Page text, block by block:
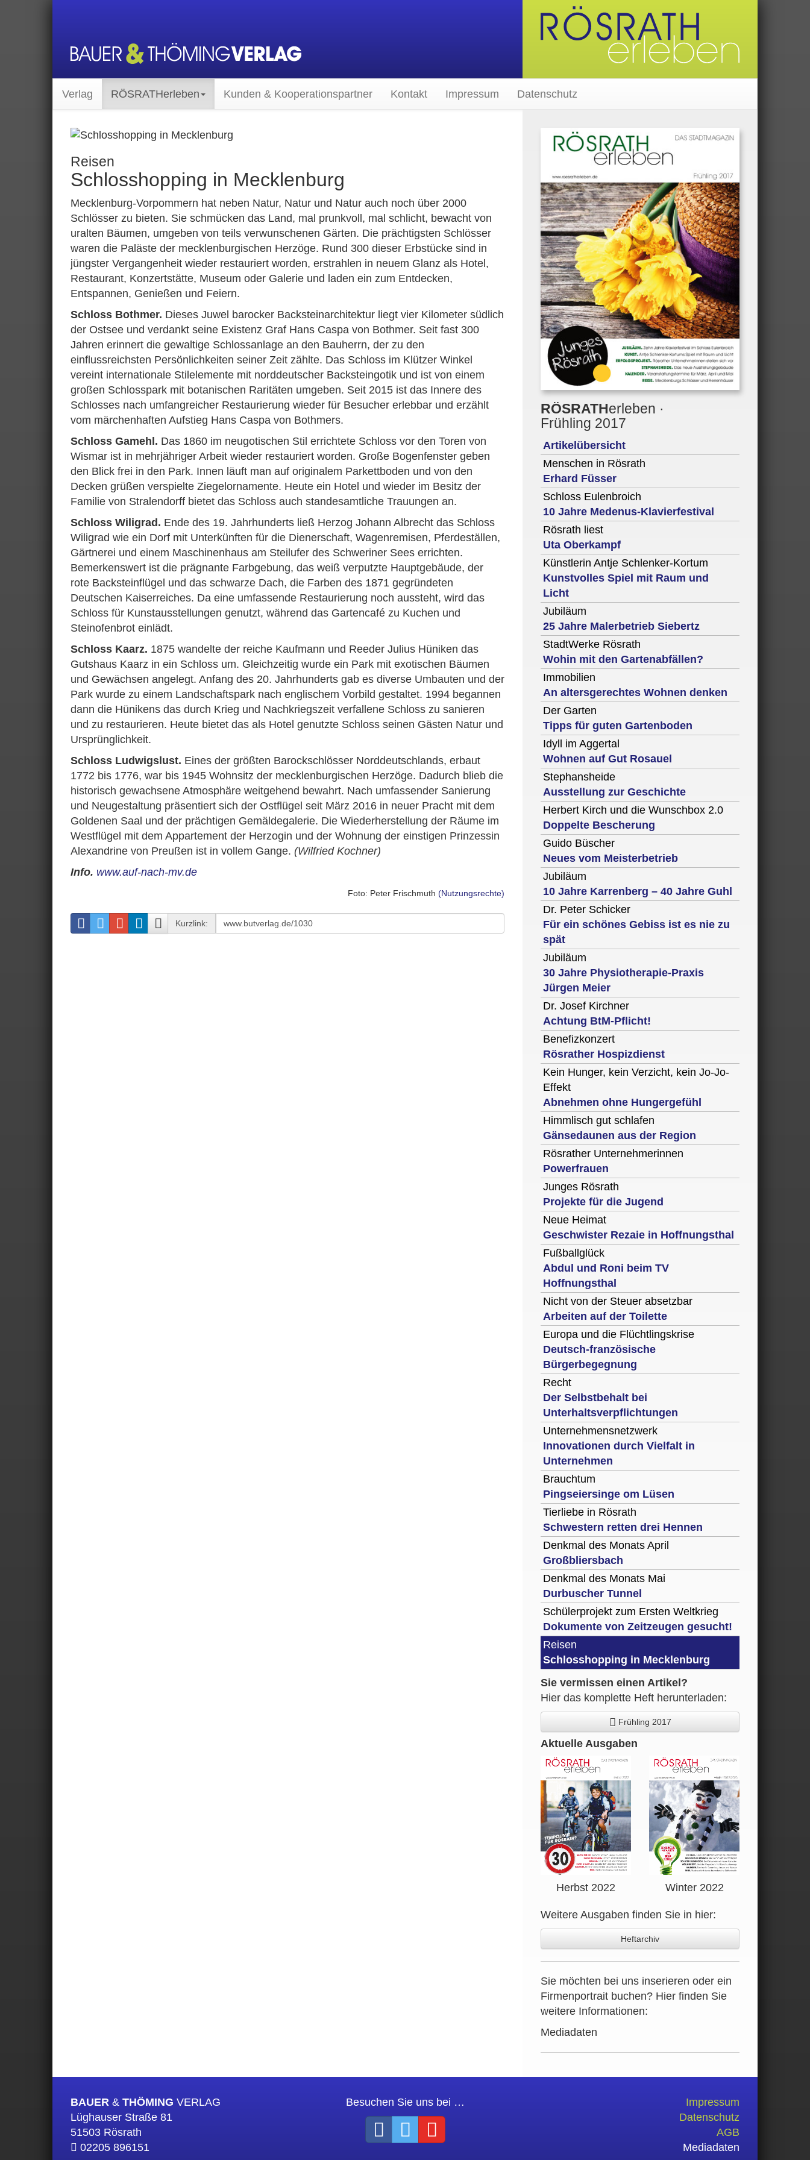
Verlag RÖSRATHerleben Kunden & Kooperationspartner Kontakt Impressum Datenschutz
Reisen
Schlosshopping in Mecklenburg
Mecklenburg-Vorpommern hat neben Natur, Natur und Natur auch noch über 2000
Schlösser zu bieten. Sie schmücken das Land, mal prunkvoll, mal schlicht, bewacht von
uralten Bäumen, umgeben von teils verwunschenen Gärten. Die prächtigsten Schlösser
waren die Paläste der mecklenburgischen Herzöge. Rund 300 dieser Erbstücke sind in
jüngster Vergangenheit wieder restauriert worden, erstrahlen in neuem Glanz als Hotel,
Restaurant, Konzertstätte, Museum oder Galerie und laden ein zum Entdecken,
Entspannen, Genießen und Feiern.
Schloss Bothmer. Dieses Juwel barocker Backsteinarchitektur liegt vier Kilometer südlich
der Ostsee und verdankt seine Existenz Graf Hans Caspa von Bothmer. Seit fast 300
Jahren erinnert die gewaltige Schlossanlage an den Bauherrn, der zu den
einflussreichsten Persönlichkeiten seiner Zeit zählte. Das Schloss im Klützer Winkel
vereint internationale Stilelemente mit norddeutscher Backsteingotik und ist von einem
großen Schloss­park mit botanischen Raritäten umgeben. Seit 2015 ist das Innere des
Schlosses nach umfangreicher Restaurierung wieder für Besucher erleb­bar und erzählt
vom märchenhaften Aufstieg Hans Caspa von Bothmers.
Schloss Gamehl. Das 1860 im neugotischen Stil errichtete Schloss vor den Toren von
Wismar ist in mehrjähriger Arbeit wieder restauriert worden. Große Bogenfenster geben
den Blick frei in den Park. Innen läuft man auf originalem Parkett­boden und von den
Decken grüßen verspielte Ziegelornamente. Heute ein Hotel und wieder im Besitz der
Familie von Stralendorff bietet das Schloss auch standesamtliche Trauungen an.
Schloss Wiligrad. Ende des 19. Jahrhunderts ließ Herzog Johann Albrecht das Schloss
Wiligrad wie ein Dorf mit Unterkünften für die Dienerschaft, Wagenremisen, Pferdeställen,
Gärtnerei und einem Maschinenhaus am Steilufer des Schweriner Sees errichten.
Bemerkenswert ist die prägnante Farbgebung, das weiß verputzte Hauptgebäude, der
rote Backsteinflügel und das schwarze Dach, die Farben des 1871 gegründeten
Deutschen Kaiserreiches. Da eine umfassende Restaurierung noch aussteht, wird das
Schloss für Kunstausstellungen genutzt, während das Gartencafé zu Kuchen und
Steinofenbrot einlädt.
Schloss Kaarz. 1875 wandelte der reiche Kaufmann und Reeder Julius Hüniken das
Gutshaus Kaarz in ein Schloss um. Gleichzeitig wurde ein Park mit exotischen Bäumen
und Gewächsen angelegt. Anfang des 20. Jahrhunderts gab es diverse Umbauten und der
Park wurde zu einem Landschaftspark nach englischem Vorbild gestaltet. 1994 begannen
dann die Hünikens das durch Krieg und Nachkriegszeit verfallene Schloss zu sanieren
und zu restaurieren. Heute bietet das als Hotel genutzte Schloss seinen Gästen Natur und
Ursprünglichkeit.
Schloss Ludwigslust. Eines der größten Barockschlösser Norddeutschlands, erbaut
1772 bis 1776, war bis 1945 Wohnsitz der mecklenbur­gischen Herzöge. Dadurch blieb die
historisch gewachsene Atmosphäre weitgehend bewahrt. Nach umfassender Sanierung
und Neugestaltung präsentiert sich der Ostflügel seit März 2016 in neuer Pracht mit dem
Goldenen Saal und der prächtigen Gemäldegalerie. Die Wiederherstellung der Räume im
Westflügel mit dem Appartement der Herzogin und der Woh­nung der einstigen Prinzessin
Alexandrine von Preußen ist in vollem Gange. (Wilfried Kochner)
Info. www.auf-nach-mv.de
Foto: Peter Frischmuth (Nutzungsrechte)
Kurzlink:
RÖSRATH erleben ·
Frühling 2017
Artikelübersicht
Menschen in Rösrath
Erhard Füsser
Schloss Eulenbroich
10 Jahre Medenus-Klavierfestival
Rösrath liest
Uta Oberkampf
Künstlerin Antje Schlenker-Kortum
Kunstvolles Spiel mit Raum und
Licht
Jubiläum
25 Jahre Malerbetrieb Siebertz
StadtWerke Rösrath
Wohin mit den Gartenabfällen?
Immobilien
An altersgerechtes Wohnen denken
Der Garten
Tipps für guten Gartenboden
Idyll im Aggertal
Wohnen auf Gut Rosauel
Stephansheide
Ausstellung zur Geschichte
Herbert Kirch und die Wunschbox 2.0
Doppelte Bescherung
Guido Büscher
Neues vom Meisterbetrieb
Jubiläum
10 Jahre Karrenberg – 40 Jahre Guhl
Dr. Peter Schicker
Für ein schönes Gebiss ist es nie zu
spät
Jubiläum
30 Jahre Physiotherapie-Praxis
Jürgen Meier
Dr. Josef Kirchner
Achtung BtM-Pflicht!
Benefizkonzert
Rösrather Hospizdienst
Kein Hunger, kein Verzicht, kein Jo-Jo-
Effekt
Abnehmen ohne Hungergefühl
Himmlisch gut schlafen
Gänsedaunen aus der Region
Rösrather Unternehmerinnen
Powerfrauen
Junges Rösrath
Projekte für die Jugend
Neue Heimat
Geschwister Rezaie in Hoffnungsthal
Fußballglück
Abdul und Roni beim TV
Hoffnungsthal
Nicht von der Steuer absetzbar
Arbeiten auf der Toilette
Europa und die Flüchtlingskrise
Deutsch-französische
Bürgerbegegnung
Recht
Der Selbstbehalt bei
Unterhaltsverpflichtungen
Unternehmensnetzwerk
Innovationen durch Vielfalt in
Unternehmen
Brauchtum
Pingseiersinge om Lüsen
Tierliebe in Rösrath
Schwestern retten drei Hennen
Denkmal des Monats April
Großbliersbach
Denkmal des Monats Mai
Durbuscher Tunnel
Schülerprojekt zum Ersten Weltkrieg
Dokumente von Zeitzeugen gesucht!
Reisen
Schlosshopping in Mecklenburg
Sie vermissen einen Artikel?
Hier das komplette Heft herunterladen:
Frühling 2017
Aktuelle Ausgaben
Herbst 2022 Winter 2022
Weitere Ausgaben finden Sie in hier:
Heftarchiv
Sie möchten bei uns inserieren oder ein
Firmenportrait buchen? Hier finden Sie
weitere Informationen:
Mediadaten
BAUER & THÖMING VERLAG
Lüghauser Straße 81
51503 Rösrath
02205 896151
Besuchen Sie uns bei …
Impressum
Datenschutz
AGB
Mediadaten